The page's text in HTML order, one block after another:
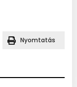
Nyomtatás